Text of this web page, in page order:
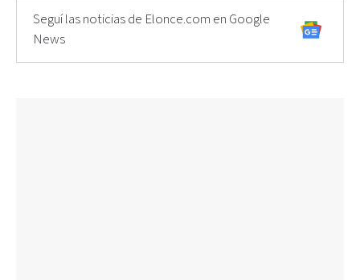
Seguí las noticias de Elonce.com en Google
News